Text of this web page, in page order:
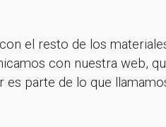
el resto de los
con nuestra web,
parte de lo que